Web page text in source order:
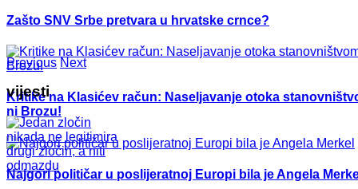
Zašto SNV Srbe pretvara u hrvatske crnce?
Kritike na Klasićev račun: Naseljavanje otoka
ni Brozu!
Najgori političar u poslijeratnoj Europi bila je Angela
Previous Next
vijesti